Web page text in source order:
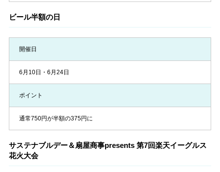
ビール半額の日
開催日
6月10日・6月24日
ポイント
通常750円が半額の375円に
サステナブルデー＆扇屋商事presents 第7回楽天イーグルス
花火大会